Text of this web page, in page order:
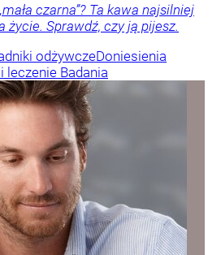
czarna”? Ta kawa najsilniej
życie. Sprawdź, czy ją pijesz.
odżywczeDoniesienia
leczenie Badania